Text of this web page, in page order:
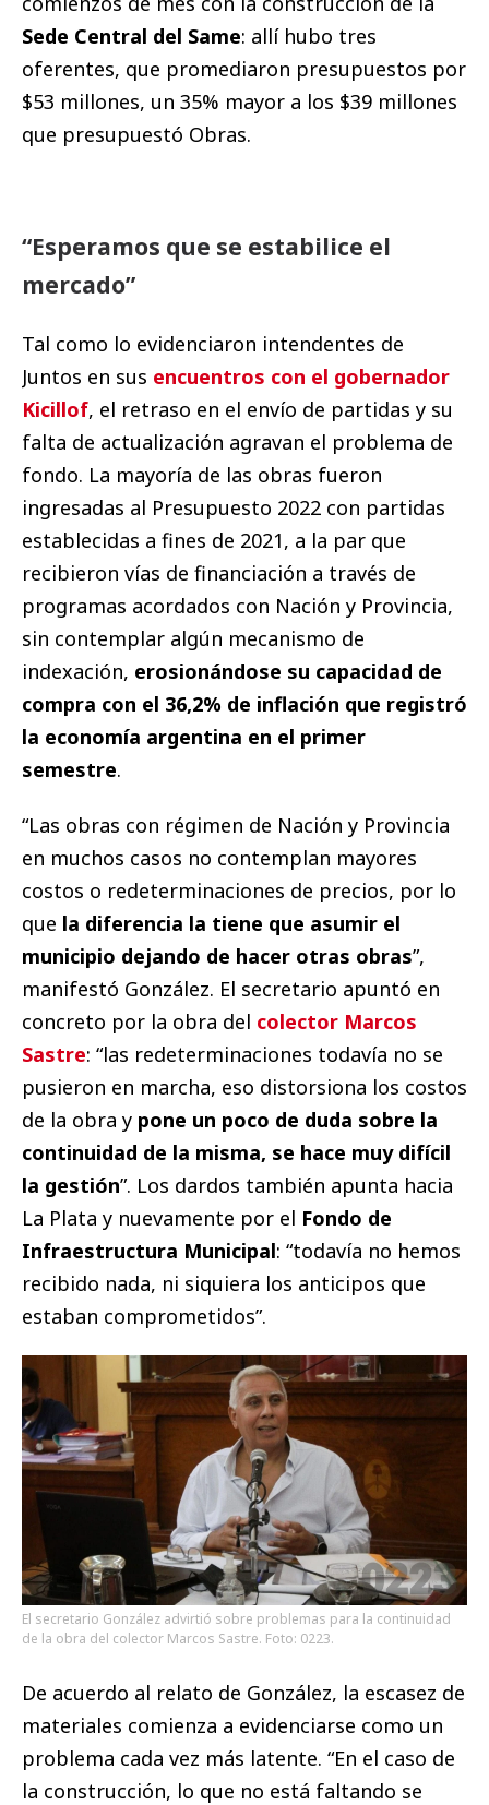
Sede Central del Same: allí hubo tres
oferentes, que promediaron presupuestos por
$53 millones, un 35% mayor a los $39 millones
que presupuestó Obras.
“Esperamos que se estabilice el
mercado”
Tal como lo evidenciaron intendentes de
Juntos en sus encuentros con el gobernador
Kicillof, el retraso en el envío de partidas y su
falta de actualización agravan el problema de
fondo. La mayoría de las obras fueron
ingresadas al Presupuesto 2022 con partidas
establecidas a fines de 2021, a la par que
recibieron vías de financiación a través de
programas acordados con Nación y Provincia,
sin contemplar algún mecanismo de
indexación, erosionándose su capacidad de
compra con el 36,2% de inflación que registró
la economía argentina en el primer
semestre.
“Las obras con régimen de Nación y Provincia
en muchos casos no contemplan mayores
costos o redeterminaciones de precios, por lo
que la diferencia la tiene que asumir el
municipio dejando de hacer otras obras”,
manifestó González. El secretario apuntó en
concreto por la obra del colector Marcos
Sastre: “las redeterminaciones todavía no se
pusieron en marcha, eso distorsiona los costos
de la obra y pone un poco de duda sobre la
continuidad de la misma, se hace muy difícil
la gestión”. Los dardos también apunta hacia
La Plata y nuevamente por el Fondo de
Infraestructura Municipal: “todavía no hemos
recibido nada, ni siquiera los anticipos que
estaban comprometidos”.
El secretario González advirtió sobre problemas para la continuidad
de la obra del colector Marcos Sastre. Foto: 0223.
De acuerdo al relato de González, la escasez de
materiales comienza a evidenciarse como un
problema cada vez más latente. “En el caso de
la construcción, lo que no está faltando se